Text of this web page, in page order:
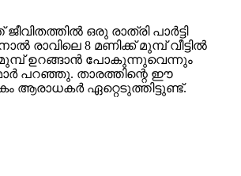
ഒരു രാത്രി പാർട്ടി
രാവിലെ 8 മണിക്ക് മുമ്പ് വീട്ടിൽ
മുമ്പ് ഉറങ്ങാൻ പോകുന്നുവെന്നും
പറഞ്ഞു. താരത്തിന്റെ ഈ
ആരാധകർ ഏറ്റെടുത്തിട്ടുണ്ട്.